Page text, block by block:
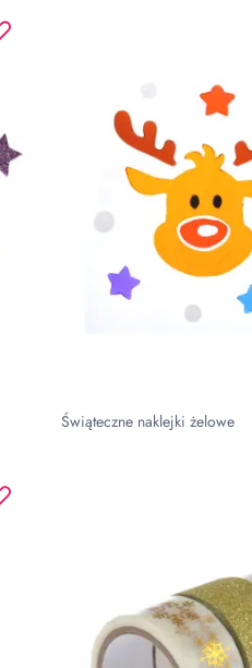
Świąteczne naklejki żelowe